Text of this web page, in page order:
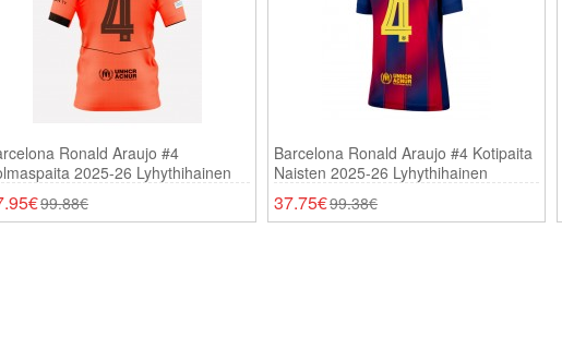
Ronald Araujo #4
2025-26 Lyhythihainen
99.88€
Barcelona Ronald Araujo #4 Kotipaita
Naisten 2025-26 Lyhythihainen
37.75€99.38€